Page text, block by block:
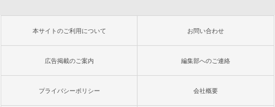
本サイトのご利用について お問い合わせ
広告掲載のご案内 編集部へのご連絡
プライバシーポリシー 会社概要